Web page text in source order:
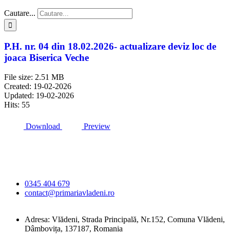
Cautare...
P.H. nr. 04 din 18.02.2026- actualizare deviz loc de
joaca Biserica Veche
File size: 2.51 MB
Created: 19-02-2026
Updated: 19-02-2026
Hits: 55
Download Preview
0345 404 679
contact@primariavladeni.ro
Adresa: Vlădeni, Strada Principală, Nr.152, Comuna Vlădeni,
Dâmbovița, 137187, Romania